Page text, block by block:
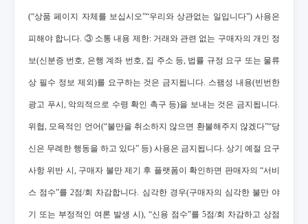
(“상품 페이지 자체를 보십시오”“우리와 상관없는 일입니다”) 사용은
피해야 합니다. ③ 소통 내용 제한: 거래와 관련 없는 구매자의 개인 정
보(신분증 번호, 은행 계좌 번호, 집 주소 등, 법률 규정 요구 또는 물류
상 필수 정보 제외)를 요구하는 것은 금지됩니다. 스팸성 내용(빈번한
광고 푸시, 악의적으로 수령 확인 촉구 등)을 보내는 것은 금지됩니다.
위협, 모욕적인 언어(“불만을 취소하지 않으면 환불해주지 않겠다”“당
신은 무례한 행동을 하고 있다” 등) 사용은 금지됩니다. 상기 예절 요구
사항 위반 시, 구매자 불만 제기 후 플랫폼이 확인하면 판매자의 “서비
스 점수”를 2점/회 차감합니다. 심각한 경우(구매자의 심각한 불만 야
기 또는 부정적인 여론 발생 시), “신용 점수”를 5점/회 차감하고 상점